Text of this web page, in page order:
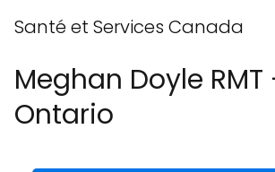
Santé et Services Canada
Meghan Doyle
Ontario